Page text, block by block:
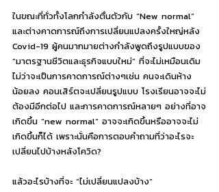
ในขณะที่ทั่วทั้งโลกกำลังตื่นตัวกับ “New normal”
และต่างคาดการณ์ถึงการเปลี่ยนแปลงครั้งใหญ่หลัง
Covid-19 ผู้คนมากมายต่างกำลังพูดถึงรูปแบบของ
“มาตรฐานชีวิตและธุรกิจแบบใหม่” ที่จะไม่เหมือนเดิม
ไม่ว่าจะเป็นการคาดการณ์ต่างๆเช่น คนจะเดินห้าง
น้อยลง คอนเสิร์ตจะเปลี่ยนรูปแบบ โรงเรียนอาจจะไม่
ต้องมีอีกต่อไป และการคาดการณ์หลายๆ อย่างที่อาจ
เกิดขึ้น “new normal” อาจจะเกิดขึ้นหรืออาจจะไม่
เกิดขึ้นก็ได้ เพราะนั่นคือการตอบคำถามที่ว่าอะไรจะ
เปลี่ยนไปบ้างหลังโควิด?
แล้วอะไรบ้างที่จะ “ไม่เปลี่ยนแปลงบ้าง”